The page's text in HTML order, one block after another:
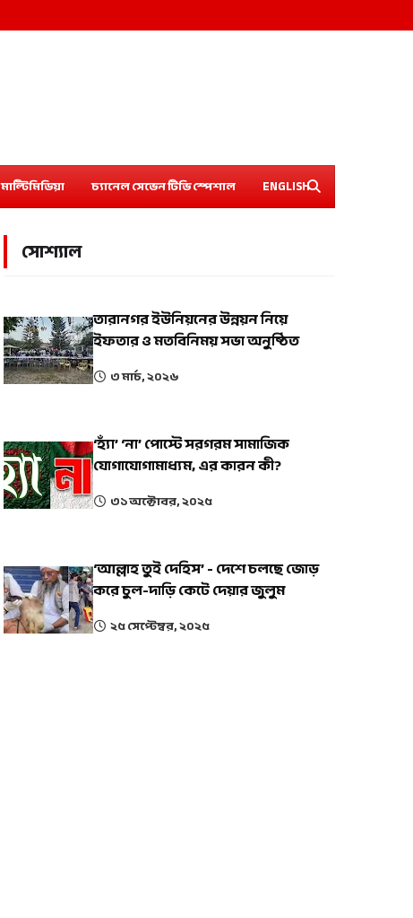
মাল্টিমিডিয়া চ্যানেল সেভেন টিভি স্পেশাল ENGLISH
সোশ্যাল
তারানগর ইউনিয়নের উন্নয়ন নিয়ে
ইফতার ও মতবিনিময় সভা অনুষ্ঠিত
৩ মার্চ, ২০২৬
‘হ্যাঁ’ ‘না’ পোস্টে সরগরম সামাজিক
যোগাযোগামাধ্যম, এর কারন কী?
৩১ অক্টোবর, ২০২৫
‘আল্লাহ তুই দেহিস’ - দেশে চলছে জোড়
করে চুল-দাড়ি কেটে দেয়ার জুলুম
২৫ সেপ্টেম্বর, ২০২৫